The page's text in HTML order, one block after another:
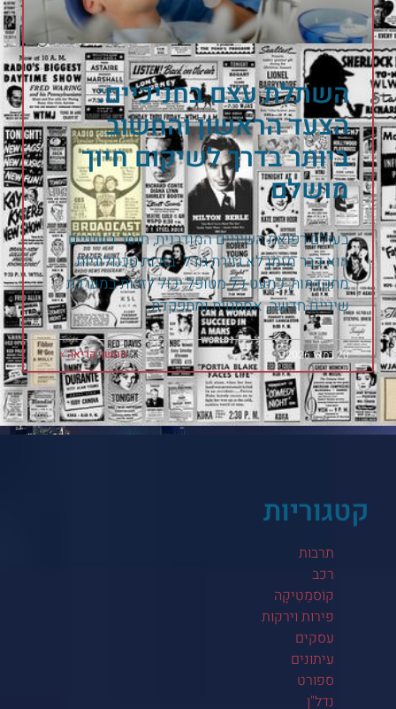
השתלת עצם בחניכיים:
הצעד הראשון והחשוב
ביותר בדרך לשיקום חיוך
מושלם
בעולם רפואת השיניים המודרנית, חוסר בשיניים
הוא כבר מזמן לא גזירת גורל. בזכות טכנולוגיות
מתקדמות, כמעט כל מטופל יכול לזכות במערכת
שיניים חדשה, אסתטית ומתפקדת.
המשך קריאה » 20 במאי 2026
קטגוריות
תרבות
רכב
קוֹסמֵטִיקָה
פירות וירקות
עסקים
עיתונים
ספורט
נדל"ן